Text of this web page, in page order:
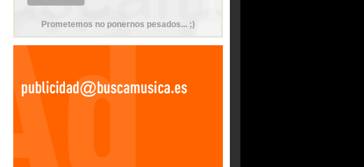
Prometemos no ponernos pesados... ;)